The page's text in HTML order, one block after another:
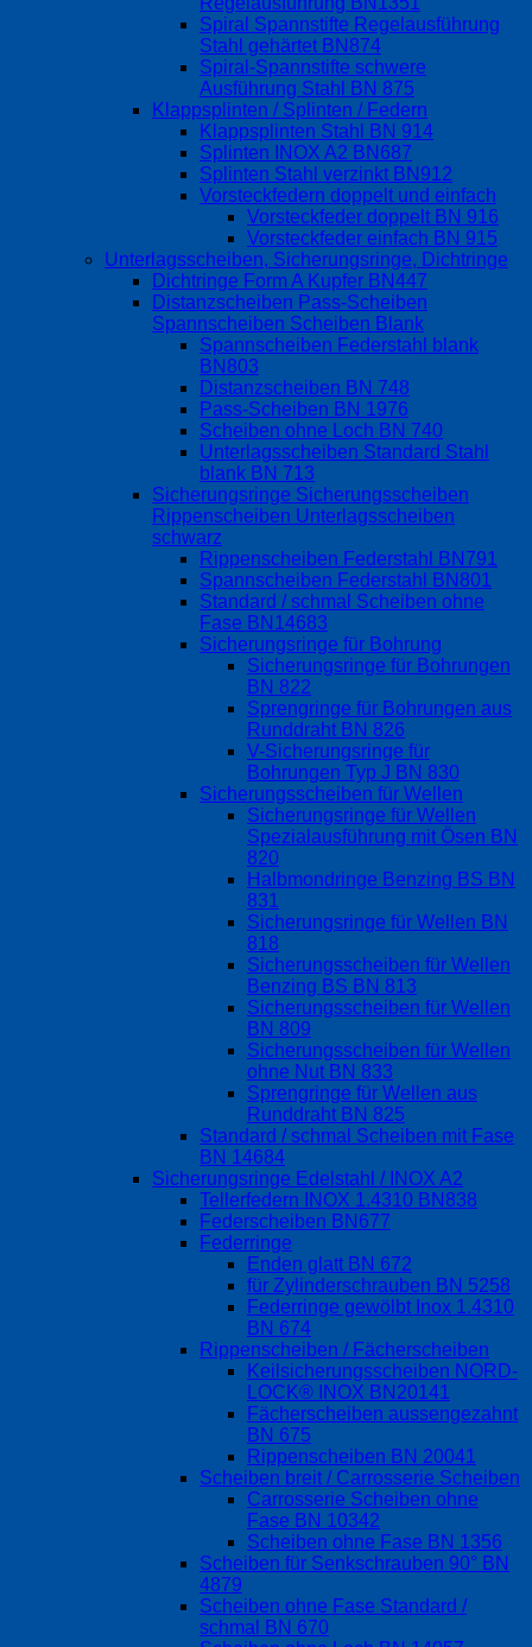
Spiral Spannstifte Regelausführung
Stahl gehärtet BN874
Spiral-Spannstifte schwere
Ausführung Stahl BN 875
Klappsplinten / Splinten / Federn
Klappsplinten Stahl BN 914
Splinten INOX A2 BN687
Splinten Stahl verzinkt BN912
Vorsteckfedern doppelt und einfach
Vorsteckfeder doppelt BN 916
Vorsteckfeder einfach BN 915
Unterlagsscheiben, Sicherungsringe, Dichtringe
Dichtringe Form A Kupfer BN447
Distanzscheiben Pass-Scheiben
Spannscheiben Scheiben Blank
Spannscheiben Federstahl blank
BN803
Distanzscheiben BN 748
Pass-Scheiben BN 1976
Scheiben ohne Loch BN 740
Unterlagsscheiben Standard Stahl
blank BN 713
Sicherungsringe Sicherungsscheiben
Rippenscheiben Unterlagsscheiben
schwarz
Rippenscheiben Federstahl BN791
Spannscheiben Federstahl BN801
Standard / schmal Scheiben ohne
Fase BN14683
Sicherungsringe für Bohrung
Sicherungsringe für Bohrungen
BN 822
Sprengringe für Bohrungen aus
Runddraht BN 826
V-Sicherungsringe für
Bohrungen Typ J BN 830
Sicherungsscheiben für Wellen
Sicherungsringe für Wellen
Spezialausführung mit Ösen BN
820
Halbmondringe Benzing BS BN
831
Sicherungsringe für Wellen BN
818
Sicherungsscheiben für Wellen
Benzing BS BN 813
Sicherungsscheiben für Wellen
BN 809
Sicherungsscheiben für Wellen
ohne Nut BN 833
Sprengringe für Wellen aus
Runddraht BN 825
Standard / schmal Scheiben mit Fase
BN 14684
Sicherungsringe Edelstahl / INOX A2
Tellerfedern INOX 1.4310 BN838
Federscheiben BN677
Federringe
Enden glatt BN 672
für Zylinderschrauben BN 5258
Federringe gewölbt Inox 1.4310
BN 674
Rippenscheiben / Fächerscheiben
Keilsicherungsscheiben NORD-
LOCK® INOX BN20141
Fächerscheiben aussengezahnt
BN 675
Rippenscheiben BN 20041
Scheiben breit / Carrosserie Scheiben
Carrosserie Scheiben ohne
Fase BN 10342
Scheiben ohne Fase BN 1356
Scheiben für Senkschrauben 90° BN
4879
Scheiben ohne Fase Standard /
schmal BN 670